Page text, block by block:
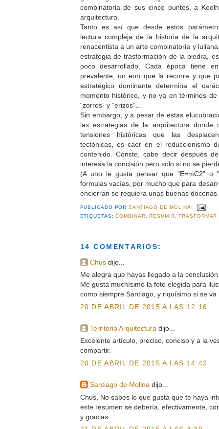
combinatoria de sus cinco puntos, a
arquitectura.
Tanto es así que desde estos
lectura compleja de la historia de la
renacentista a un arte combinatoria y
estrategia de trasformación de la piedra,
poco desarrollado. Cada época tiene
prevalente, un eon que la recorre y que
estratégico dominante determina el
momento histórico, y no ya en términos de
“zorros” y “erizos”…
Sin embargo, y a pesar de estas
las estrategias de la arquitectura donde
tensiones históricas que las
tectónicas, es caer en el reduccionismo
contenido. Conste, cabe decir después
interesa la concisión pero solo si no se
(A uno le gusta pensar que "E=mC2" o
formulas vacías, por mucho que para
encierran se requiera unas buenas docenas
PUBLICADO PORSANTIAGO DE MOLINA
ETIQUETAS:COMBINAR,RESUMIR,TRASFORMAR
14 COMENTARIOS:
Chusdijo...
Me alegra que hayas llegado a la
Me gusta muchísimo la foto elegida para
como siempre Santiago, y riquísimo si se
20 DE ABRIL DE 2015 A LAS 12:16
Territorio Arquitectura dijo...
Excelente artículo, preciso, conciso y a la
compartir.
20 DE ABRIL DE 2015 A LAS 14:42
Santiago de Molinadijo...
Chus, No sabes lo que gusta que te haya
este resumen se debería, efectivamente,
y gracias